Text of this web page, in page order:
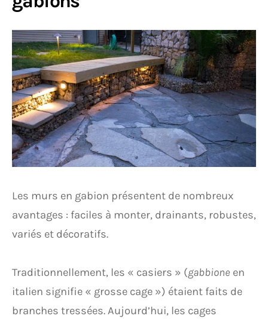
Les murs en gabion présentent de nombreux
avantages : faciles à monter, drainants, robustes,
variés et décoratifs.
Traditionnellement, les « casiers » (gabbione en
italien signifie « grosse cage ») étaient faits de
branches tressées. Aujourd’hui, les cages